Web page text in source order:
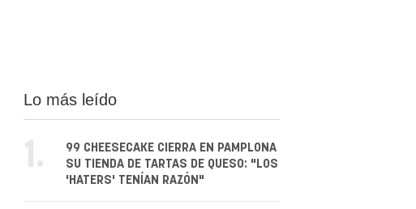
Lo más leído
1.
99 CHEESECAKE CIERRA EN PAMPLONA
SU TIENDA DE TARTAS DE QUESO: "LOS
'HATERS' TENÍAN RAZÓN"